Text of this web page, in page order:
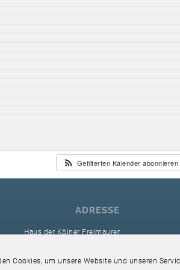
Cookies, um unsere Website und unseren
Gefilterten Kalender abonnieren
ADRESSE
Haus der Kölner Freimaurer
Hardefuststr. 9